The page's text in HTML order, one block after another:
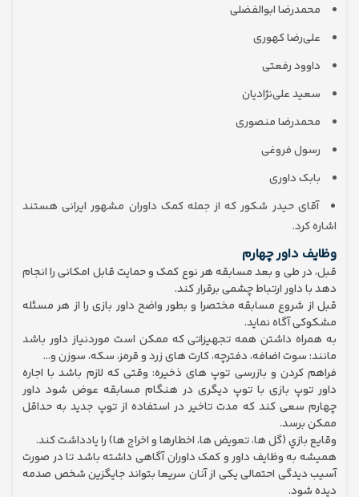
محمدرضا ابوالفضلی
علی‌رضا کهوری
داوود رفعتی
سعید علی‌نژادیان
محمدرضا منصوری
رسول فروغی
بابک داوری
آقای حیدر شکور که از جمله کمک‌ داوران مشهور ایرانی هستند
اشاره کرد.
وظایف داور چهارم
قبل، در طی و بعد مسابقه هر نوع کمک و حمایت قابل امکانی را انجام
دهد با داور ارتباط چشمی برقرار کند.
قبل از شروع مسابقه مختصرا و بطور واضح داور بازی را از هر مسئله
مشکوکی آگاه نماید.
به همراه داشتن همه تجهیزاتی که ممکن است موردنیاز داور باشد
مانند: سوت اضافه، دفترچه، کارت های زرد و قرمز، سکه، سوزن و…
فراهم کردن و بازرسی توپ های ذخیره: وقتی که لازم باشد با اجاره
داور توپ بازی با توپ دیگری در هنگام مسابقه عوض شود داور
چهارم سعی کند که مدت تاخیر در استفاده از توپ جدید به حداقل
ممکن برسد.
وقايع بازي (گل ها، تعويض ها، اخطارها و اخراج ها) را یادداشت کند.
همیشه به وظایف داور و کمک داوران آگاهی داشته باشد تا در صورت
آسیب دیدگی احتمالی یکی از آنان سریعا بتواند جایگزین شخص صدمه
دیده شود.